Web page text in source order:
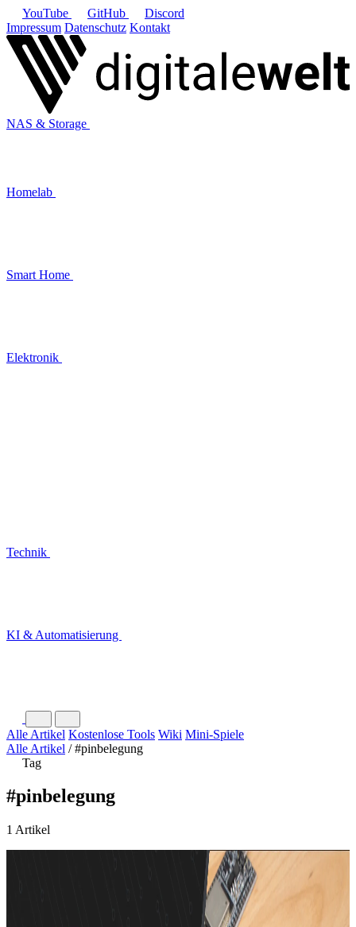
YouTube GitHub
Discord
Impressum Datenschutz Kontakt
NAS & Storage
Homelab
Smart Home
Elektronik
Technik
KI & Automatisierung
Alle Artikel Kostenlose Tools Wiki Mini-Spiele
Alle Artikel / #pinbelegung
Tag
#pinbelegung
1 Artikel